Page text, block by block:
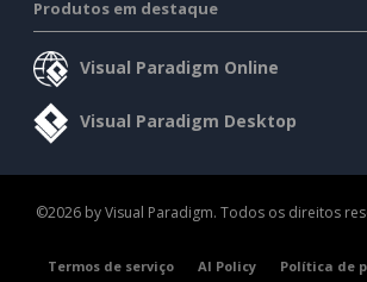
Produtos em destaque
Visual Paradigm Online
Visual Paradigm Desktop
©2026 by Visual Paradigm. Todos os direitos
Termos de serviço AI Policy Política de